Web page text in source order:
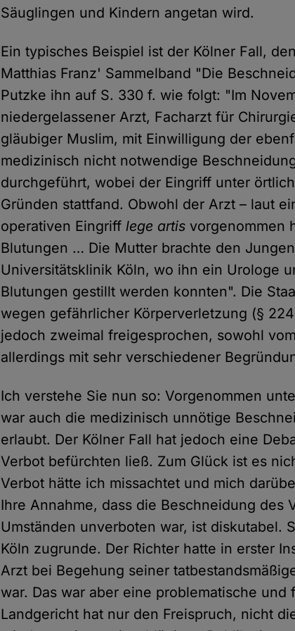
Säuglingen und Kindern angetan wird.
Ein typisches Beispiel ist der Kölner Fall,
Matthias Franz' Sammelband "Die
Putzke ihn auf S. 330 f. wie folgt: "Im
niedergelassener Arzt, Facharzt für
gläubiger Muslim, mit Einwilligung der
medizinisch nicht notwendige
durchgeführt, wobei der Eingriff unter
Gründen stattfand. Obwohl der Arzt – laut
operativen Eingrifflege artis vorgenommen
Blutungen … Die Mutter brachte den
Universitätsklinik Köln, wo ihn ein Urologe
Blutungen gestillt werden konnten". Die
wegen gefährlicher Körperverletzung (§
jedoch zweimal freigesprochen, sowohl
allerdings mit sehr verschiedener
Ich verstehe Sie nun so: Vorgenommen
war auch die medizinisch unnötige
erlaubt. Der Kölner Fall hat jedoch eine
Verbot befürchten ließ. Zum Glück ist es
Verbot hätte ich missachtet und mich
Ihre Annahme, dass die Beschneidung des
Umständen unverboten war, ist diskutabel.
Köln zugrunde. Der Richter hatte in erster
Arzt bei Begehung seiner
war. Das war aber eine problematische
Landgericht hat nur den Freispruch, nicht